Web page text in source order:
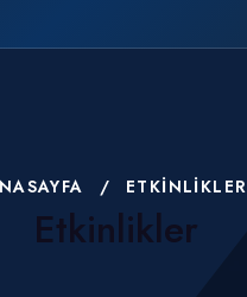
/ ETKINLIKLER
Etkinlikler